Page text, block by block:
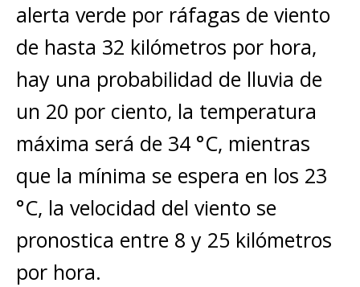
alerta verde por ráfagas de viento
de hasta 32 kilómetros por hora,
hay una probabilidad de lluvia de
un 20 por ciento, la temperatura
máxima será de 34 °C, mientras
que la mínima se espera en los 23
°C, la velocidad del viento se
pronostica entre 8 y 25 kilómetros
por hora.